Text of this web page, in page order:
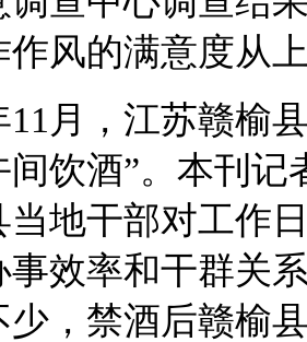
风的满意度从
月，江苏赣榆县
饮酒”。本刊记
当地干部对工作
事效率和干群关
少，禁酒后赣榆